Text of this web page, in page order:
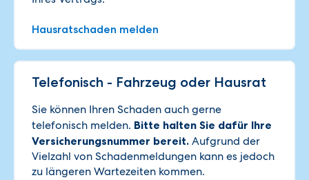
Hausratschaden melden
Telefonisch - Fahrzeug oder Hausrat
Sie können Ihren Schaden auch gerne
telefonisch melden. Bitte halten Sie dafür Ihre
Versicherungsnummer bereit. Aufgrund der
Vielzahl von Schadenmeldungen kann es jedoch
zu längeren Wartezeiten kommen.